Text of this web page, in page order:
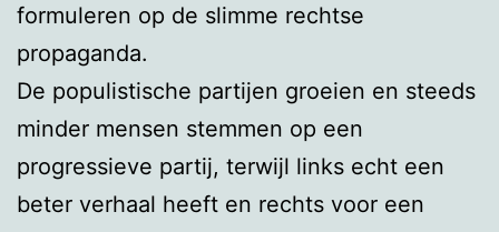
formuleren op de slimme rechtse
propaganda.
De populistische partijen groeien en steeds
minder mensen stemmen op een
progressieve partij, terwijl links echt een
beter verhaal heeft en rechts voor een